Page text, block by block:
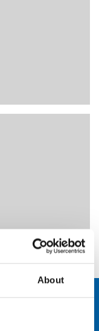
About
by Helga Dohmen